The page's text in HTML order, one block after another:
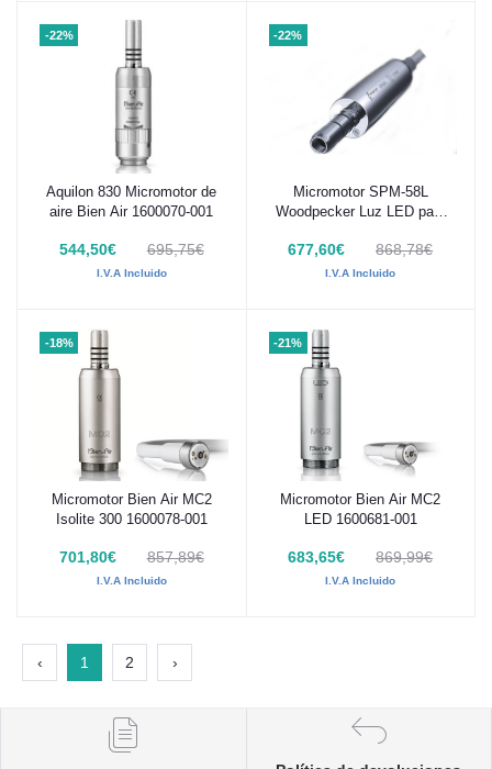
-22%
Añadir al carrito
Aquilon 830 Micromotor de
aire Bien Air 1600070-001
544,50€ 695,75€
I.V.A Incluido
-22%
Añadir al carrito
Micromotor SPM-58L
Woodpecker Luz LED para
677,60€ 868,78€
I.V.A Incluido
-18%
Añadir al carrito
Micromotor Bien Air MC2
Isolite 300 1600078-001
701,80€ 857,89€
I.V.A Incluido
-21%
Añadir al carrito
Micromotor Bien Air MC2
LED 1600681-001
683,65€ 869,99€
I.V.A Incluido
‹ 1 2 ›